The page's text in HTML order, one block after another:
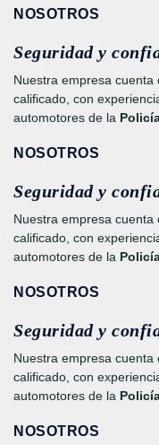
NOSOTROS
Seguridad y
Nuestra empresa
calificado, con
automotores de la
NOSOTROS
Seguridad y
Nuestra empresa
calificado, con
automotores de la
NOSOTROS
Seguridad y
Nuestra empresa
calificado, con
automotores de la
NOSOTROS